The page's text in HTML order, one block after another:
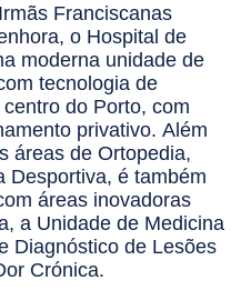
Franciscanas
o Hospital de
moderna unidade de
tecnologia de
do Porto, com
privativo. Além
áreas de Ortopedia,
Desportiva, é também
áreas inovadoras
a Unidade de Medicina
Diagnóstico de Lesões
Crónica.